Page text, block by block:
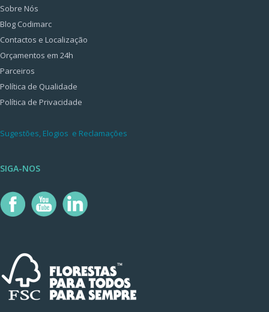
Sobre Nós
Blog Codimarc
Contactos e Localização
Orçamentos em 24h
Parceiros
Política de Qualidade
Política de Privacidade
Sugestões, Elogios e Reclamações
SIGA-NOS